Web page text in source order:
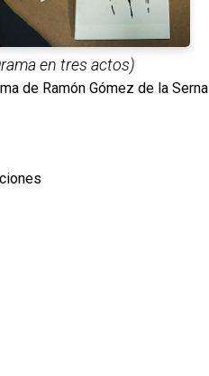
en tres actos)
de Ramón Gómez de la Serna